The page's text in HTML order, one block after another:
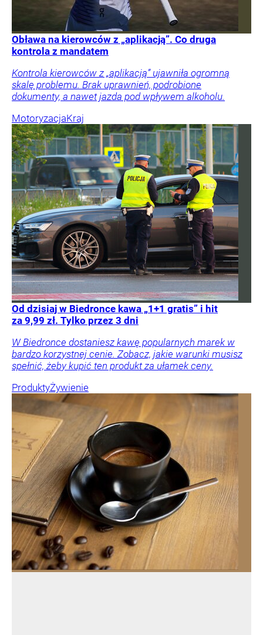
Obława na kierowców z „aplikacją”. Co druga
kontrola z mandatem
Kontrola kierowców z „aplikacją” ujawniła ogromną
skalę problemu. Brak uprawnień, podrobione
dokumenty, a nawet jazda pod wpływem alkoholu.
MotoryzacjaKraj
Od dzisiaj w Biedronce kawa „1+1 gratis” i hit
za 9,99 zł. Tylko przez 3 dni
W Biedronce dostaniesz kawę popularnych marek w
bardzo korzystnej cenie. Zobacz, jakie warunki musisz
spełnić, żeby kupić ten produkt za ułamek ceny.
ProduktyŻywienie